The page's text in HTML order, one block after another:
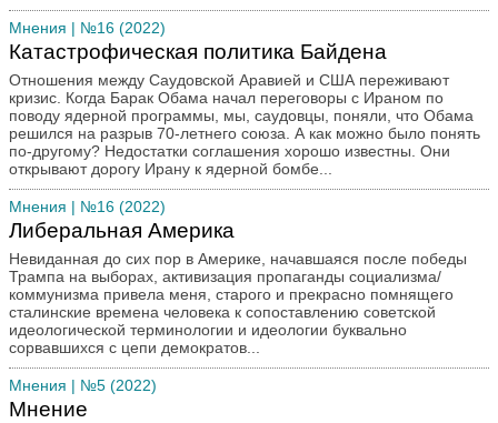
Спорт
Творчество наших читателей
Трибуна
Юмор
Мнения | №16 (2022)
Катастрофическая политика Байдена
Отношения между Саудовской Аравией и США переживают
кризис. Когда Барак Обама начал переговоры с Ираном по
поводу ядерной программы, мы, саудовцы, поняли, что Обама
решился на разрыв 70-летнего союза. А как можно было понять
по-другому? Недостатки соглашения хорошо известны. Они
открывают дорогу Ирану к ядерной бомбе...
Мнения | №16 (2022)
Либеральная Америка
Невиданная до сих пор в Америке, начавшаяся после победы
Трампа на выборах, активизация пропаганды социализма/
коммунизма привела меня, старого и прекрасно помнящего
сталинские времена человека к сопоставлению советской
идеологической терминологии и идеологии буквально
сорвавшихся с цепи демократов...
Мнения | №5 (2022)
Мнение